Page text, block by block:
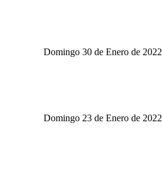
Domingo 30 de Enero de 2022
Domingo 23 de Enero de 2022